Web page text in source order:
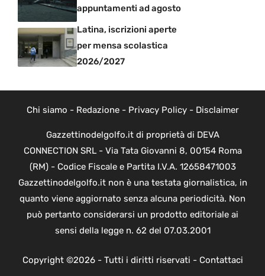
appuntamenti ad agosto
Latina, iscrizioni aperte
per mensa scolastica
2026/2027
Chi siamo - Redazione- Privacy Policy- Disclaimer
Gazzettinodelgolfo.it di proprietà di DEVA
CONNECTION SRL - Via Tata Giovanni 8, 00154 Roma
(RM) - Codice Fiscale e Partita I.V.A. 12658471003
Gazzettinodelgolfo.it non è una testata giornalistica, in
quanto viene aggiornato senza alcuna periodicità. Non
può pertanto considerarsi un prodotto editoriale ai
sensi della legge n. 62 del 07.03.2001
Copyright ©2026 - Tutti i diritti riservati - Contattaci